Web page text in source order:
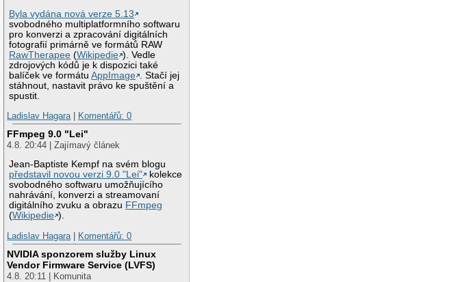
Byla vydána nová verze 5.13
svobodného multiplatformního softwaru
pro konverzi a zpracování digitálních
fotografií primárně ve formátů RAW
RawTherapee (Wikipedie ). Vedle
zdrojových kódů je k dispozici také
balíček ve formátuAppImage
. Stačí jej
stáhnout, nastavit právo ke spuštění a
spustit.
Ladislav Hagara| Komentářů: 0
FFmpeg 9.0 "Lei"
4.8. 20:44 | Zajímavý článek
Jean-Baptiste Kempf na svém blogu
představil novou verzi 9.0 "Lei"
kolekce
svobodného softwaru umožňujícího
nahrávání, konverzi a streamovaní
digitálního zvuku a obrazu FFmpeg
(Wikipedie ).
Ladislav Hagara| Komentářů: 0
NVIDIA sponzorem služby Linux
Vendor Firmware Service (LVFS)
4.8. 20:11 | Komunita